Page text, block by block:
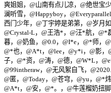
爽姐姐，@山南有点儿凉，@绝世宝
澜听雪，@Happyboy，
西门少年，@丁宇婷是弟第，@岁月
@Crystal-L，@王浩*，@汪*航，
暮，@奶鱼，@0.0，@I*e，@*师，
@*也，@A*t，@lee，@y*i，@影，
子，@*资，@涛，@德，@W*L，
@99intheraw，@无风絮自飞，
@匿，@Today，@苍穹，@yu，@*
@A*t，@安，@*。，@牛莲榴奶扭